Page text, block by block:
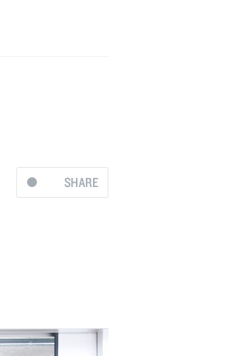
SHARE